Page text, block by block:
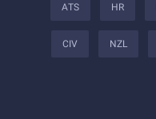
HR
ATS
NZL
CIV